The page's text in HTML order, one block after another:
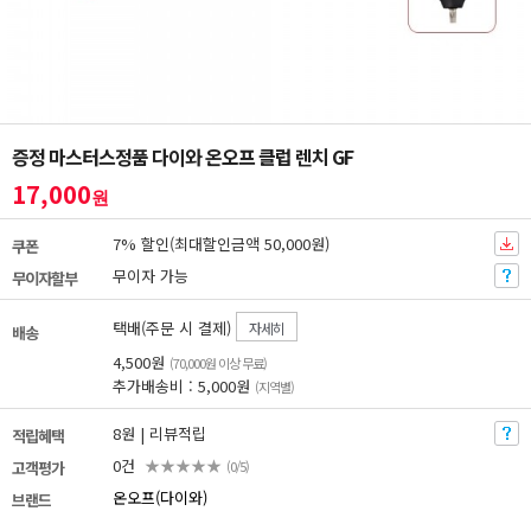
증정 마스터스정품 다이와 온오프 클럽 렌치 GF
17,000원
쿠폰
7% 할인(최대할인금액 50,000원)
무이자할부
무이자 가능
배송 택배(주문 시 결제) 자세히
4,500원 (70,000원 이상 무료)
추가배송비 : 5,000원 (지역별)
적립혜택
8원 | 리뷰적립
고객평가
0건 ★★★★★ (0/5)
브랜드 온오프(다이와)